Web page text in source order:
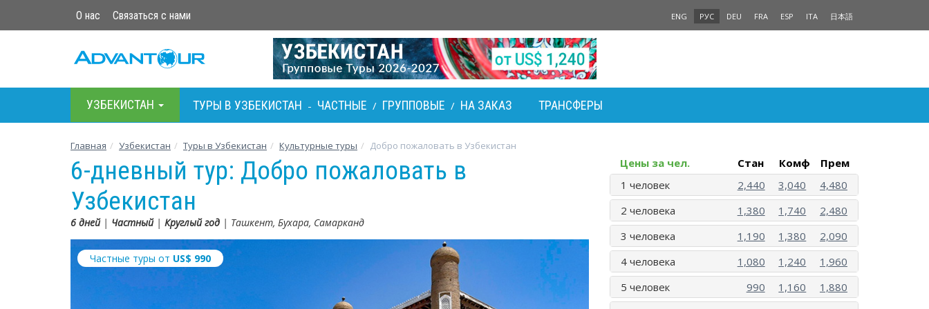
О нас Связаться с нами ENG РУС DEU FRA ESP ITA 日本語
УЗБЕКИСТАН ТУРЫ В УЗБЕКИСТАН - ЧАСТНЫЕ / ГРУППОВЫЕ / НА ЗАКАЗ ТРАНСФЕРЫ
Главная Узбекистан Туры в Узбекистан Культурные туры Добро пожаловать в Узбекистан
6-дневный тур: Добро пожаловать в
Узбекистан
6 дней| Частный| Круглый год | Ташкент, Бухара, Самарканд
Частные туры от US$ 990
Цены за чел. Стан Комф
Прем
1 человек
2,440 3,040
4,480
2 человека
1,380 1,740
2,480
3 человека
1,190 1,380
2,090
4 человека
1,080 1,240
1,960
5 человек
990 1,160
1,880